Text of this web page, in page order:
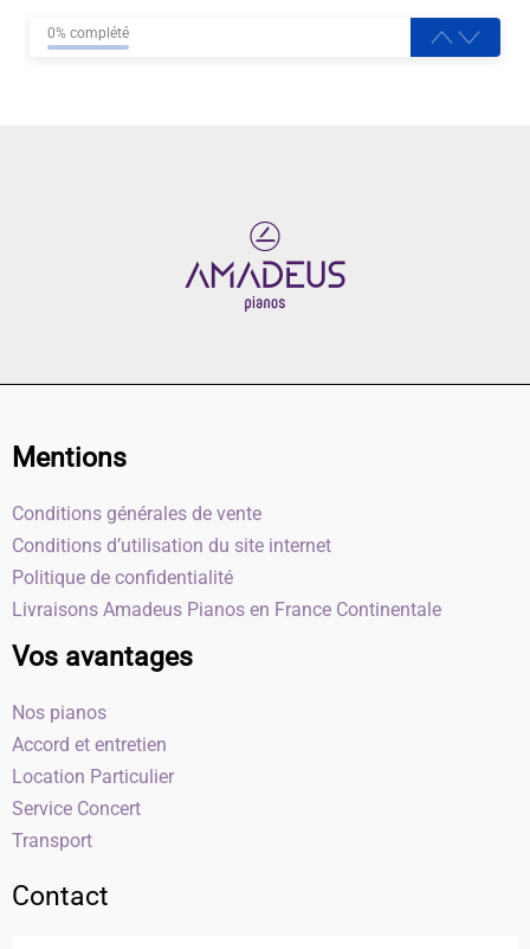
0% complété
Mentions
Conditions générales de vente
Conditions d’utilisation du site internet
Politique de confidentialité
Livraisons Amadeus Pianos en France Continentale
Vos avantages
Nos pianos
Accord et entretien
Location Particulier
Service Concert
Transport
Contact